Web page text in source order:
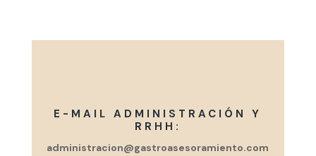
E-MAIL ADMINISTRACIÓN Y
RRHH:
administracion@gastroasesoramiento.com